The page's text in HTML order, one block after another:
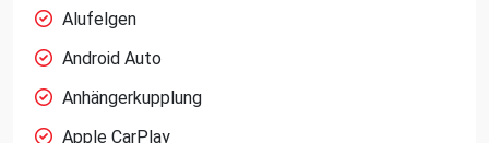
Alufelgen
Android Auto
Anhängerkupplung
Apple CarPlay